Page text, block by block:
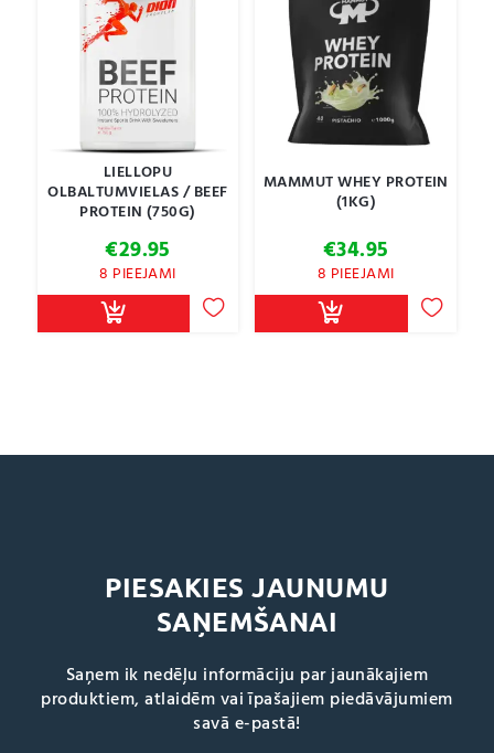
LIELLOPU
OLBALTUMVIELAS / BEEF
PROTEIN (750G)
€29.95
8 PIEEJAMI
MAMMUT WHEY PROTEIN
(1KG)
€34.95
8 PIEEJAMI
PIESAKIES JAUNUMU
SAŅEMŠANAI
Saņem ik nedēļu informāciju par jaunākajiem
produktiem, atlaidēm vai īpašajiem piedāvājumiem
savā e-pastā!